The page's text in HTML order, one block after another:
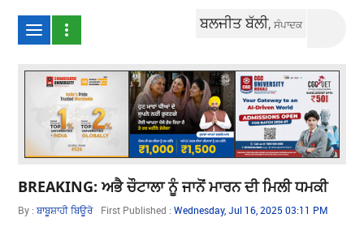
ਬਲਜੀਤ ਬੱਲੀ,ਸੰਪਾਦਕ
BREAKING: ਅਭੈ ਚੌਟਾਲਾ ਨੂੰ ਜਾਨੋਂ ਮਾਰਨ ਦੀ ਮਿਲੀ ਧਮਕੀ
By :ਬਾਬੂਸ਼ਾਹੀ ਬਿਊਰੋ First Published :Wednesday, Jul 16, 2025 03:11 PM